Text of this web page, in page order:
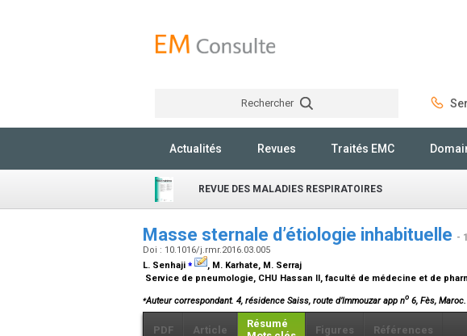
Rechercher
Actualités Revues Traités EMC
REVUE DES MALADIES RESPIRATOIRES
Masse sternale d’étiologie inhabituelle -
Doi : 10.1016/j.rmr.2016.03.005
L. Senhaji ⁎
, M. Karhate, M. Serraj
Service de pneumologie, CHU Hassan II, faculté de médecine et de
⁎Auteur correspondant. 4, résidence Saiss, route d’Immouzar app no 6, Fès, Maroc.
PDF Article
Résumé
Figures Références